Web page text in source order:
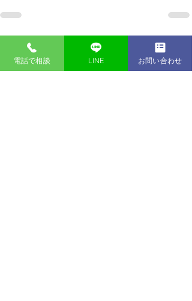
最新記事 すべて表示
電話で相談 LINE お問い合わせ